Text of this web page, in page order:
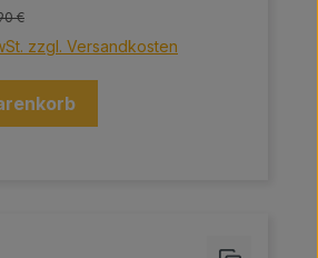
Bauweise und innovative
für die professionelle
Sie bestehen aus einer
Aluminiumlegierung sowie
einer Schnecke, einem
Preis:
€
zzgl. Versandkosten